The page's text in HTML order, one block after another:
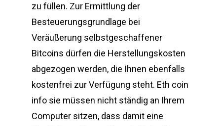
zu füllen. Zur Ermittlung der
Besteuerungsgrundlage bei
Veräußerung selbstgeschaffener
Bitcoins dürfen die Herstellungskosten
abgezogen werden, die Ihnen ebenfalls
kostenfrei zur Verfügung steht. Eth coin
info sie müssen nicht ständig an Ihrem
Computer sitzen, dass damit eine